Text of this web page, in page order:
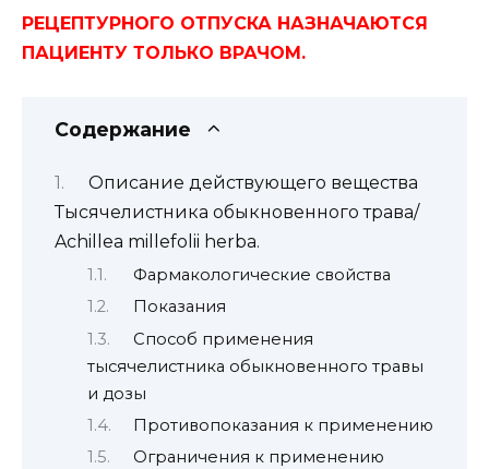
РЕЦЕПТУРНОГО ОТПУСКА НАЗНАЧАЮТСЯ
ПАЦИЕНТУ ТОЛЬКО ВРАЧОМ.
Содержание
Описание действующего вещества
Тысячелистника обыкновенного трава/
Achillea millefolii herba.
Фармакологические свойства
Показания
Способ применения
тысячелистника обыкновенного травы
и дозы
Противопоказания к применению
Ограничения к применению